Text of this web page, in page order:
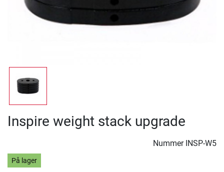
Inspire weight stack upgrade
Nummer INSP-W5
På lager